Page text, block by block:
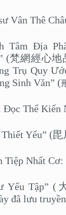
Vân Thê
Tâm Địa
(梵網經心
Trụ Quy
Sinh Văn”
Đọc Thể Kiến
Yếu” (
Tiệp Nhất Cơ:
Yếu Tập”
đã lưu